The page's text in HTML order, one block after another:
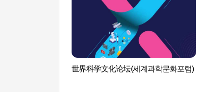
世界科学文化论坛(세계과학문화포럼)